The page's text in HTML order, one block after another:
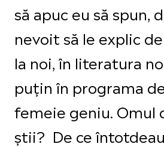
să apuc eu să spun,
nevoit să le explic
la noi, în literatura
puțin în programa
femeie geniu. Omul
știi? De ce